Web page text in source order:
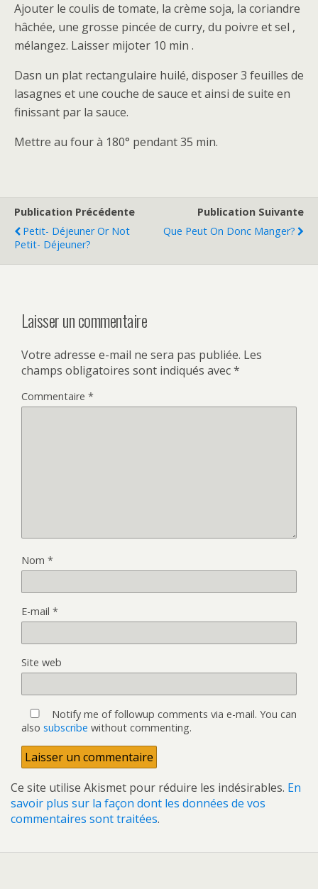
Ajouter le coulis de tomate, la crème soja, la coriandre
hâchée, une grosse pincée de curry, du poivre et sel ,
mélangez. Laisser mijoter 10 min .
Dasn un plat rectangulaire huilé, disposer 3 feuilles de
lasagnes et une couche de sauce et ainsi de suite en
finissant par la sauce.
Mettre au four à 180° pendant 35 min.
Publication Précédente
Petit- Déjeuner Or Not
Petit- Déjeuner?
Publication Suivante
Que Peut On Donc Manger?
Laisser un commentaire
Votre adresse e-mail ne sera pas publiée. Les
champs obligatoires sont indiqués avec*
Commentaire *
Nom *
E-mail *
Site web
Notify me of followup comments via e-mail. You can
also subscribe without commenting.
Ce site utilise Akismet pour réduire les indésirables. En
savoir plus sur la façon dont les données de vos
commentaires sont traitées.